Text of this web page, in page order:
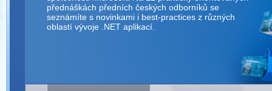
přednáškách předních českých odborníků se
seznámíte s novinkami i best-practices z různých
oblastí vývoje .NET aplikací.